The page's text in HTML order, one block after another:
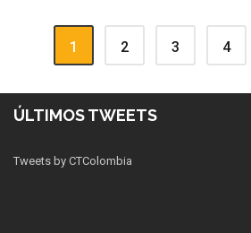
1 2 3 4
ÚLTIMOS TWEETS
Tweets by CTColombia